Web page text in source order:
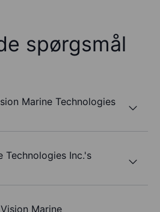
spørgsmål
Marine Technologies
Technologies Inc.'s
Marine